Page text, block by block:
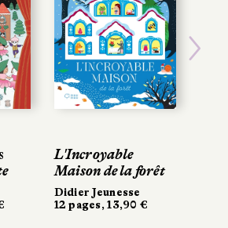
L'Incroyable
Maison de la forêt
Didier Jeunesse
12 pages, 13,90 €